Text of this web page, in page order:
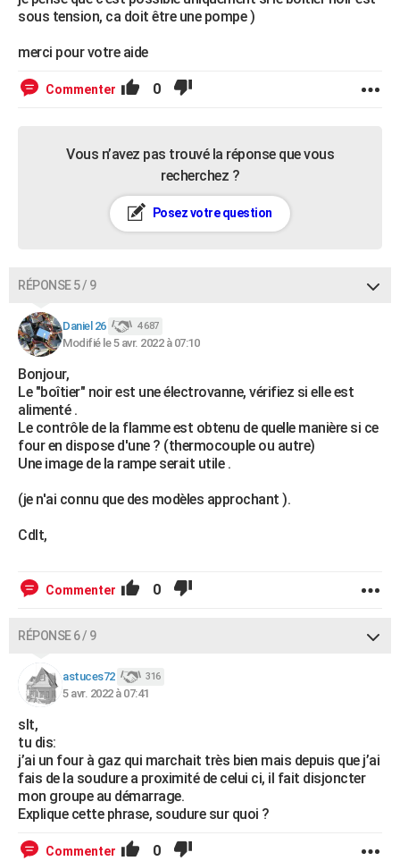
sous tension, ca doit être une pompe )
merci pour votre aide
Commenter 0
Vous n’avez pas trouvé la réponse que vous
recherchez ?
Posez votre question
RÉPONSE 5 / 9
Daniel 26 4 687
Modifié le 5 avr. 2022 à 07:10
Bonjour,
Le "boîtier" noir est une électrovanne, vérifiez si elle est
alimenté .
Le contrôle de la flamme est obtenu de quelle manière si ce
four en dispose d'une ? (thermocouple ou autre)
Une image de la rampe serait utile .
(je n'ai connu que des modèles approchant ).
Cdlt,
Commenter 0
RÉPONSE 6 / 9
astuces72 316
5 avr. 2022 à 07:41
slt,
tu dis:
j’ai un four à gaz qui marchait très bien mais depuis que j’ai
fais de la soudure a proximité de celui ci, il fait disjoncter
mon groupe au démarrage.
Explique cette phrase, soudure sur quoi ?
Commenter 0